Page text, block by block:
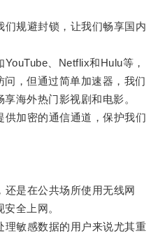
规避封锁，让我们畅享国内
、Netflix和Hulu等，
，但通过简单加速器，我们
海外热门影视剧和电影。
加密的通信通道，保护我们
是在公共场所使用无线网
全上网。
敏感数据的用户来说尤其重